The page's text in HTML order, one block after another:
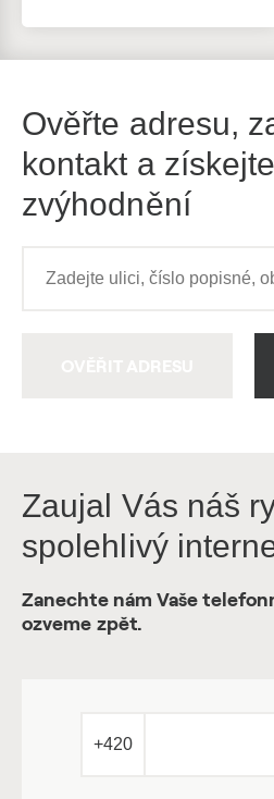
Ověřte adresu,
kontakt a
zvýhodnění
Zaujal Vás náš
spolehlivý
Zanechte nám Vaše
ozveme zpět.
+420